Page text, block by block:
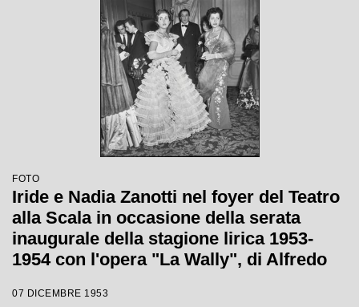
FOTO
Iride e Nadia Zanotti nel foyer del Teatro
alla Scala in occasione della serata
inaugurale della stagione lirica 1953-
1954 con l'opera "La Wally", di Alfredo
con la regia di Tatiana Pavlova
07 DICEMBRE 1953